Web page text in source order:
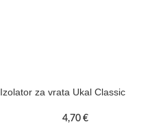
Izolator za vrata Ukal Classic
4,70 €